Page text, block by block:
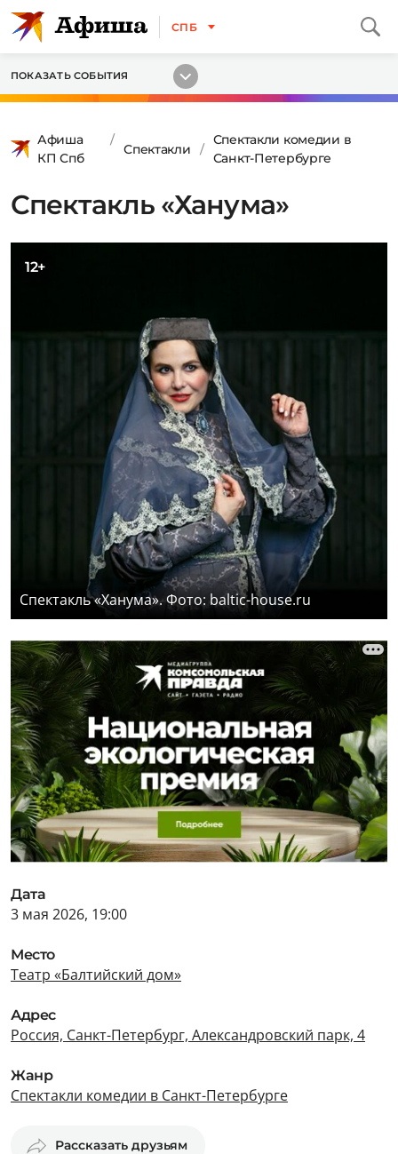
СПБ
ПОКАЗАТЬ СОБЫТИЯ
Афиша
КП Спб
Спектакли
Спектакли комедии в
Санкт-Петербурге
Спектакль «Ханума»
12+
Спектакль «Ханума». Фото: baltic-house.ru
Дата
3 мая 2026, 19:00
Место
Театр «Балтийский дом»
Адрес
Россия, Санкт-Петербург, Александровский парк, 4
Жанр
Спектакли комедии в Санкт-Петербурге
Рассказать друзьям